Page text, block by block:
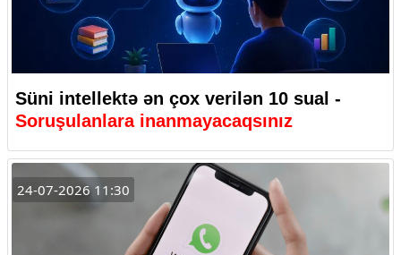
Süni intellektə ən çox verilən 10 sual -
Soruşulanlara inanmayacaqsınız
24-07-2026 11:30